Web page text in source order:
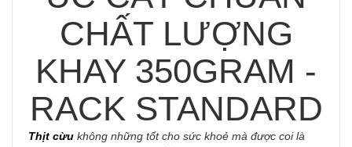
CHẤT LƯỢNG
KHAY 350GRAM -
RACK STANDARD
Thịt cừu không những tốt cho sức khoẻ mà được coi là